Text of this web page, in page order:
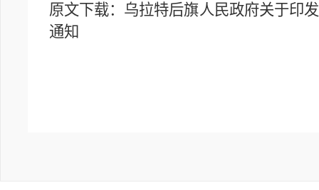
原文下载： 乌拉特后旗人民政府关于印
通知